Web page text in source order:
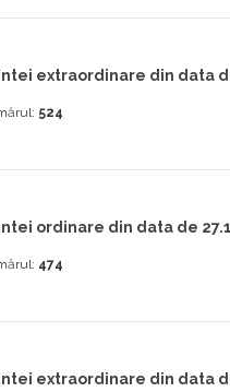
extraordinare din data
524
ordinare din data de
474
extraordinare din data